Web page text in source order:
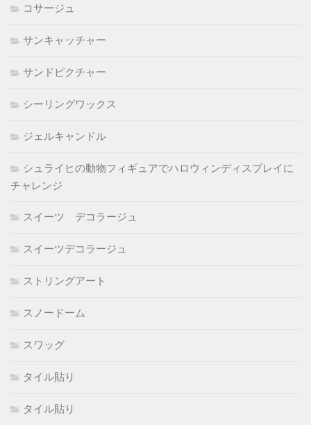
コサージュ
サンキャッチャー
サンドピクチャー
シーリングワックス
ジェルキャンドル
シュライヒの動物フィギュアでハロウィンディスプレイに
チャレンジ
スイーツ デコラージュ
スイーツデコラージュ
ストリングアート
スノードーム
スワッグ
タイル貼り
タイル貼り